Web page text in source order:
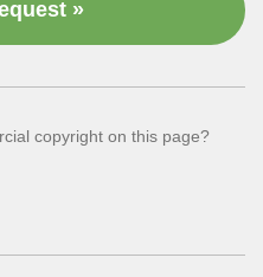
»
copyright on this page?